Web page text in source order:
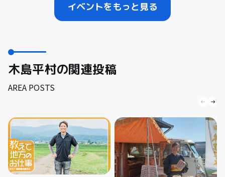
イベントをもっと見る
木島平村の関連投稿
AREA POSTS